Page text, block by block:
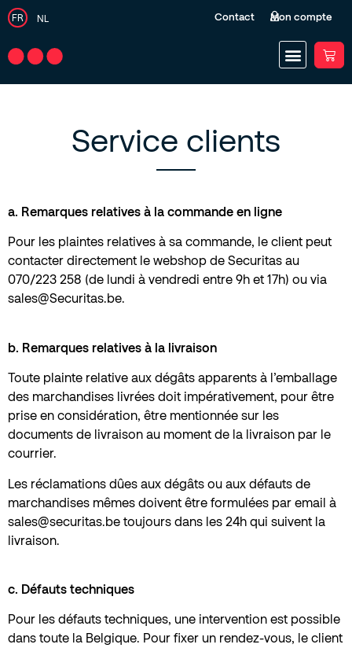
FR NL Contact Mon compte
Service clients
a. Remarques relatives à la commande en ligne
Pour les plaintes relatives à sa commande, le client peut
contacter directement le webshop de Securitas au
070/223 258 (de lundi à vendredi entre 9h et 17h) ou via
sales@Securitas.be.
b. Remarques relatives à la livraison
Toute plainte relative aux dégâts apparents à l’emballage
des marchandises livrées doit impérativement, pour être
prise en considération, être mentionnée sur les
documents de livraison au moment de la livraison par le
courrier.
Les réclamations dûes aux dégâts ou aux défauts de
marchandises mêmes doivent être formulées par email à
sales@securitas.be toujours dans les 24h qui suivent la
livraison.
c. Défauts techniques
Pour les défauts techniques, une intervention est possible
dans toute la Belgique. Pour fixer un rendez-vous, le client